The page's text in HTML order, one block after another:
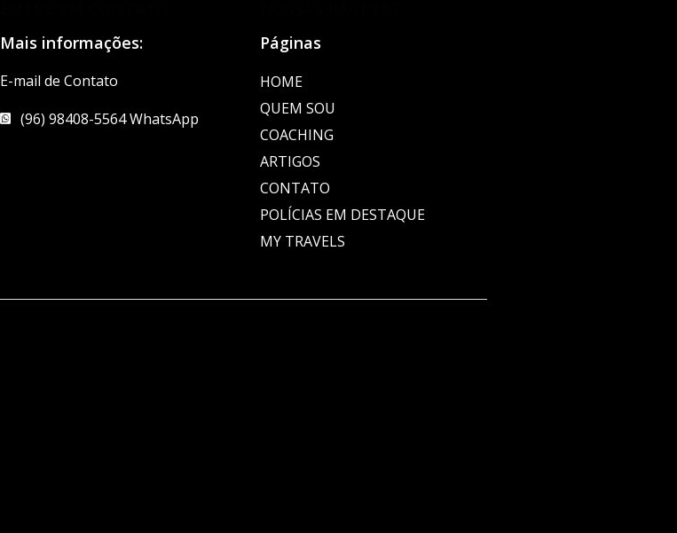
Mais informações:
E-mail de Contato
(96) 98408-5564 WhatsApp
Páginas
HOME
QUEM SOU
COACHING
ARTIGOS
CONTATO
POLÍCIAS EM DESTAQUE
MY TRAVELS